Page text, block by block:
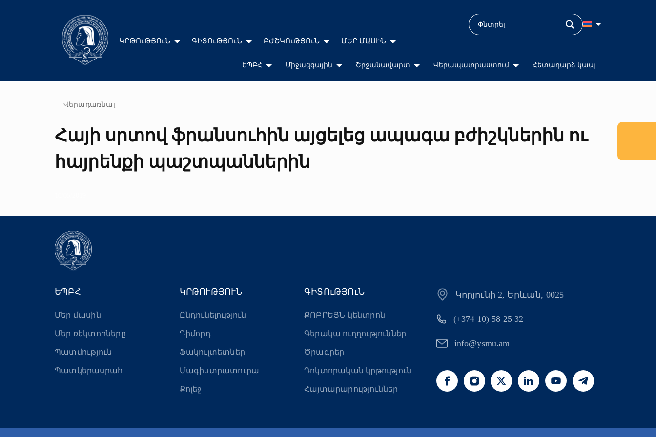
ԿՐԹՈւԹՅՈւՆ ԳԻՏՈւԹՅՈւՆ ԲԺՇԿՈւԹՅՈւՆ ՄԵՐ ՄԱՍԻՆ
ԵՊԲՀ Միջազգային Շրջանավարտ Վերապատրաստում Հետադարձ կապ
Վերադառնալ
Հայի սրտով ֆրանսուհին այցելեց ապագա բժիշկներին ու
հայրենքի պաշտպաններին
ԵՊԲՀ
Մեր մասին
Մեր ռեկտորները
Պատմություն
Պատկերասրահ
ԿՐԹՈՒԹՅՈՒՆ
Ընդունելություն
Դիմորդ
Ֆակուլտետներ
Մագիստրատուրա
Քոլեջ
ԳԻՏՈւԹՅՈւՆ
ՔՈԲՐԵՅՆ կենտրոն
Գերակա ուղղություններ
Ծրագրեր
Դոկտորական կրթություն
Հայտարարություններ
Կորյունի 2, Երևան, 0025
(+374 10) 58 25 32
info@ysmu.am